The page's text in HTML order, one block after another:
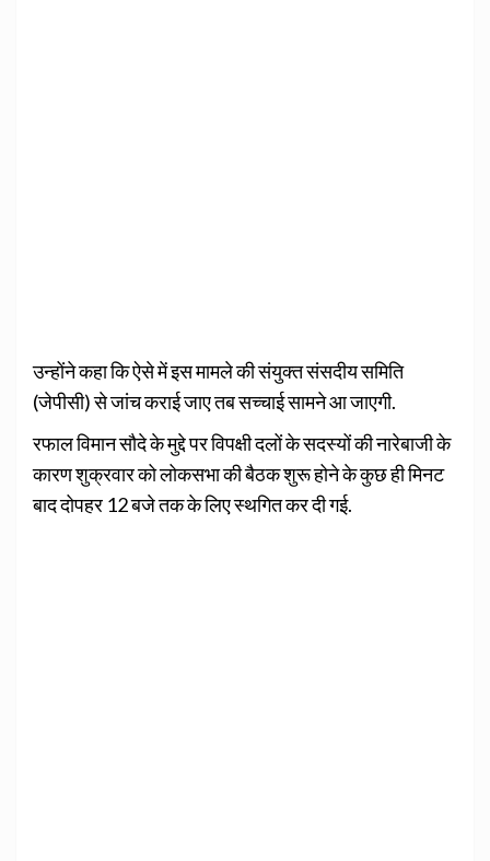
उन्होंने कहा कि ऐसे में इस मामले की संयुक्त संसदीय समिति
(जेपीसी) से जांच कराई जाए तब सच्चाई सामने आ जाएगी.
रफाल विमान सौदे के मुद्दे पर विपक्षी दलों के सदस्यों की नारेबाजी के
कारण शुक्रवार को लोकसभा की बैठक शुरू होने के कुछ ही मिनट
बाद दोपहर 12 बजे तक के लिए स्थगित कर दी गई.